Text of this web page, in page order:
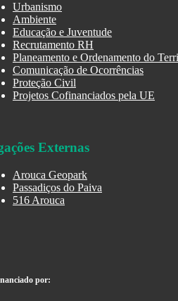
Urbanismo
Ambiente
Educação e Juventude
Recrutamento RH
Planeamento e Ordenamento do
Comunicação de Ocorrências
Proteção Civil
Projetos Cofinanciados pela UE
Externas
Arouca Geopark
Passadiços do Paiva
516 Arouca
por: